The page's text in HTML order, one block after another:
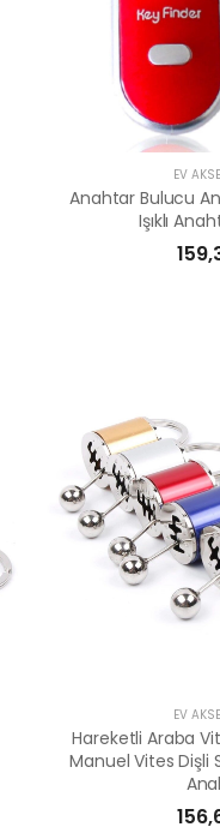
EV
Anahtar Bulucu
Işıklı
EV
Hareketli Araba
Manuel Vites Dişli